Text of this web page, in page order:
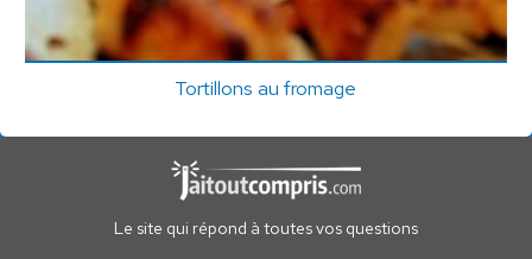
Tortillons au fromage
Le site qui répond à toutes vos questions